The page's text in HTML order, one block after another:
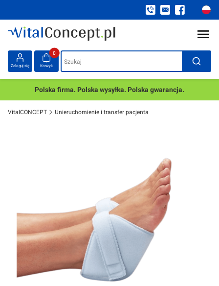
Zaloguj się
Produkty w koszyku: 0. Zobacz szczegóły
Koszyk Szukaj
Polska firma. Polska wysyłka. Polska gwarancja.
VitalCONCEPT Unieruchomienie i transfer pacjenta